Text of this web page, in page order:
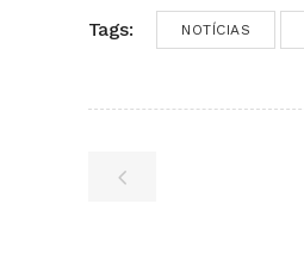
Tags: NOTÍCIAS